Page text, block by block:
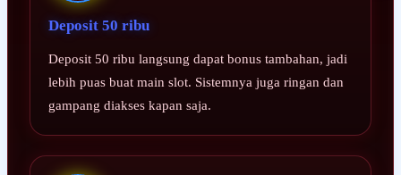
Deposit 50 ribu
Deposit 50 ribu langsung dapat bonus tambahan, jadi
lebih puas buat main slot. Sistemnya juga ringan dan
gampang diakses kapan saja.